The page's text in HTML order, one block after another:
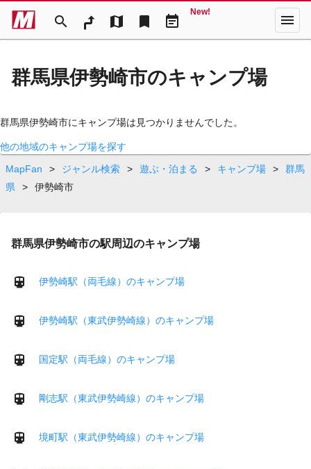
search map bookmark event_note
New! menu
群馬県伊勢崎市のキャンプ場
群馬県伊勢崎市にキャンプ場は見つかりませんでした。
他の地域のキャンプ場を探す
MapFan
> ジャンル検索 > 遊ぶ・泊まる > キャンプ場 >
群馬
県
> 伊勢崎市
群馬県伊勢崎市の駅周辺のキャンプ場
伊勢崎駅（両毛線）のキャンプ場
伊勢崎駅（東武伊勢崎線）のキャンプ場
国定駅（両毛線）のキャンプ場
剛志駅（東武伊勢崎線）のキャンプ場
境町駅（東武伊勢崎線）のキャンプ場